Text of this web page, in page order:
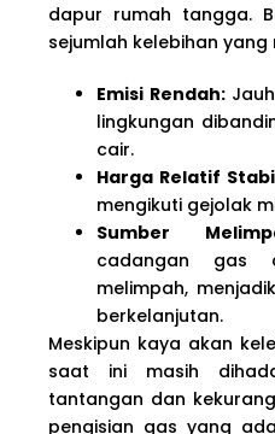
dapur rumah tangga.
sejumlah kelebihan
Emisi Rendah:
lingkungan
cair.
Harga Relatif
mengikuti gejolak
Sumber
cadangan gas
melimpah,
berkelanjutan.
Meskipun kaya akan
saat ini masih
tantangan dan
pengisian gas yang